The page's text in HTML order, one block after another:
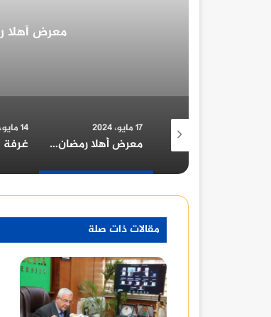
غرفة المنيا
14 مايو، 2024
غرفة المنيا التجارية تُهنئ الرئيس السيسي بمناسبة الولاية الجديدة
14 مايو، 2024
مقالات ذات صلة